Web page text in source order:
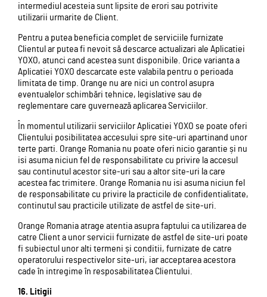
intermediul acesteia sunt lipsite de erori sau potrivite
utilizarii urmarite de Client.
Pentru a putea beneficia complet de serviciile furnizate
Clientul ar putea fi nevoit să descarce actualizari ale Aplicatiei
YOXO, atunci cand acestea sunt disponibile. Orice varianta a
Aplicatiei YOXO descarcate este valabila pentru o perioada
limitata de timp. Orange nu are nici un control asupra
eventualelor schimbări tehnice, legislative sau de
reglementare care guvernează aplicarea Serviciilor.
În momentul utilizarii serviciilor Aplicatiei YOXO se poate oferi
Clientului posibilitatea accesului spre site-uri apartinand unor
terte parti. Orange Romania nu poate oferi nicio garantie și nu
isi asuma niciun fel de responsabilitate cu privire la accesul
sau continutul acestor site-uri sau a altor site-uri la care
acestea fac trimitere. Orange Romania nu isi asuma niciun fel
de responsabilitate cu privire la practicile de confidentialitate,
continutul sau practicile utilizate de astfel de site-uri.
Orange Romania atrage atentia asupra faptului ca utilizarea de
catre Client a unor servicii furnizate de astfel de site-uri poate
fi subiectul unor alti termeni și conditii, furnizate de catre
operatorului respectivelor site-uri, iar acceptarea acestora
cade în intregime în resposabilitatea Clientului.
16. Litigii